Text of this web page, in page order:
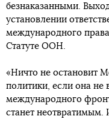
безнаказанными.
установлении
международного
Статуте ООН.
«Ничто не остановит
политики, если она не
международного
станет